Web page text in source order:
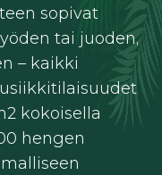
sopivat
tai juoden,
– kaikki
kokoisella
hengen